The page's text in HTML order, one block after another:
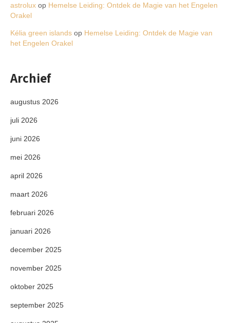
astrolux op Hemelse Leiding: Ontdek de Magie van het Engelen
Orakel
Kélia green islands op Hemelse Leiding: Ontdek de Magie van
het Engelen Orakel
Archief
augustus 2026
juli 2026
juni 2026
mei 2026
april 2026
maart 2026
februari 2026
januari 2026
december 2025
november 2025
oktober 2025
september 2025